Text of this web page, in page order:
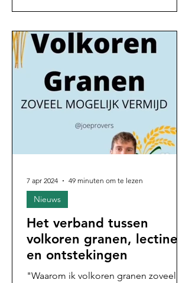
Het verband tussen
volkoren granen, lectines
en ontstekingen
"Waarom ik volkoren granen zoveel
Nieuws
7 apr 2024 49 minuten om te lezen